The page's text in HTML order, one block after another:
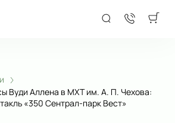
Вуди Аллена в МХТ им. А. П. Чехова:
«350 Сентрал-парк Вест»